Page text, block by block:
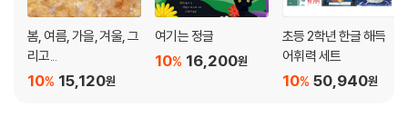
봄, 여름, 가을, 겨울, 그
리고...
15,120원
10%
여기는 정글
16,200원
10%
초등 2학년 한글 해득
어휘력 세트
50,940원
10%